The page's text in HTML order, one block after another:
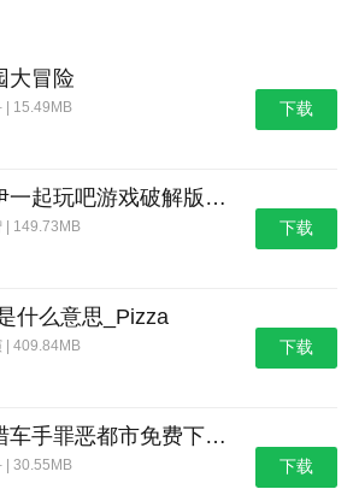
新内容。玩家可以通过完成任务、开
方式获得金币。
殊玩法
戏：在庭院中，玩家可以点击宝箱
注意控制发射角度和利用弹珠的反
地打碎冰砖。
点击飞行室选项，让猫咪坐飞机去
、金币等丰厚奖励。
角色成长
行喂食、洗澡、上厕所等常规操
可以提升角色的心情值，还能获得经
大冒险
| 15.49MB 下载
布鲁伊一起玩吧游戏破解版_布鲁伊：一起玩吧
| 149.73MB 下载
什么意思_Pizza
| 409.84MB 下载
侠盗猎车手罪恶都市免费下载_侠盗猎车手：罪恶都市
| 30.55MB 下载